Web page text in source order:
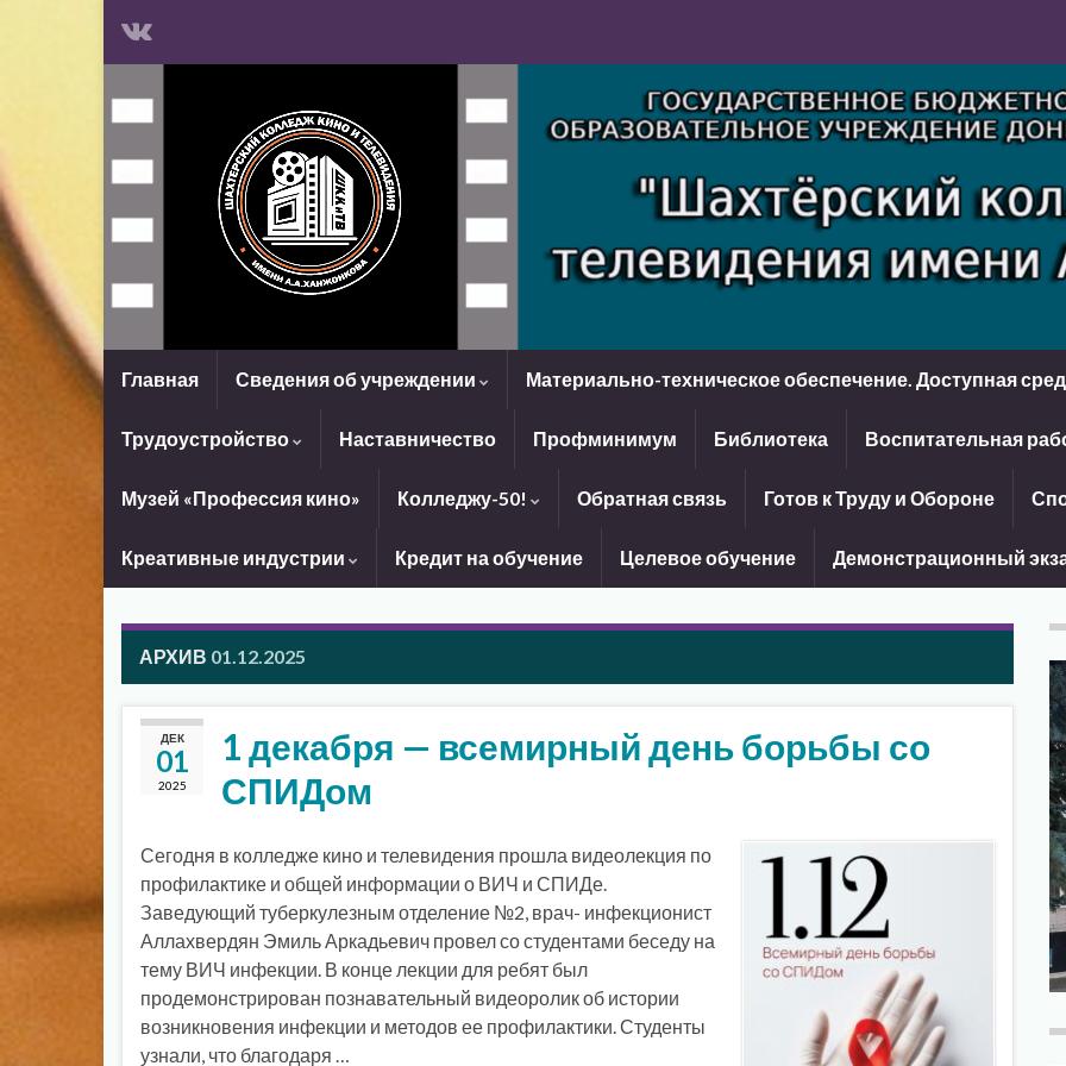
Главная Сведения об учреждении Материально-техническое обеспечение. Доступная
Трудоустройство Наставничество Профминимум Библиотека Воспитательная
Музей «Профессия кино» Колледжу-50! Обратная связь Готов к Труду и Обороне
Креативные индустрии Кредит на обучение Целевое обучение Демонстрационный
АРХИВ 01.12.2025
ДЕК
01
2025
1 декабря — всемирный день борьбы со
СПИДом
Сегодня в колледже кино и телевидения прошла видеолекция по
профилактике и общей информации о ВИЧ и СПИДе.
Заведующий туберкулезным отделение №2, врач- инфекционист
Аллахвердян Эмиль Аркадьевич провел со студентами беседу на
тему ВИЧ инфекции. В конце лекции для ребят был
продемонстрирован познавательный видеоролик об истории
возникновения инфекции и методов ее профилактики. Студенты
узнали, что благодаря …